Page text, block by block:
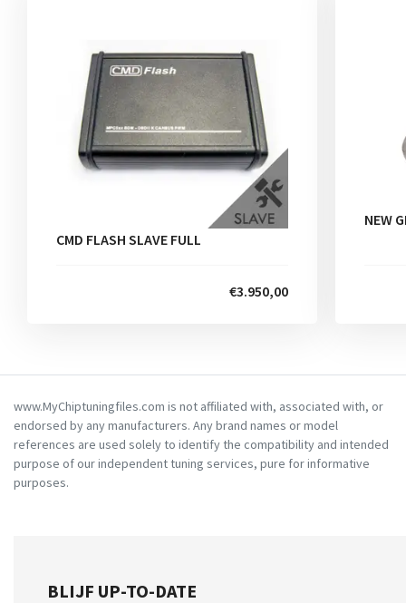
CMD FLASH SLAVE FULL
€3.950,00
NEW
www.MyChiptuningfiles.com is not affiliated with, associated with, or
endorsed by any manufacturers. Any brand names or model
references are used solely to identify the compatibility and intended
purpose of our independent tuning services, pure for informative
purposes.
BLIJF UP-TO-DATE